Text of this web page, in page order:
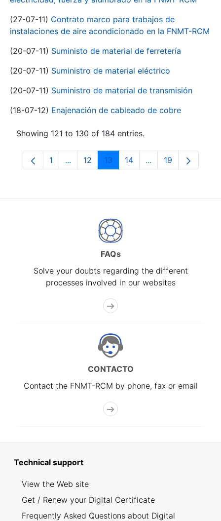
(27-07-11) Contrato marco para trabajos de
instalaciones de aire acondicionado en la FNMT-RCM
(20-07-11) Suministo de material de ferretería
(20-07-11) Suministro de material eléctrico
(20-07-11) Suministro de material de transmisión
(18-07-12) Enajenación de cableado de cobre
Showing 121 to 130 of 184 entries.
Page
1 ...Intermediate Pages Use TAB to navigate.
Page
12 Page
13 Page
14 ...Intermediate
Page
19
FAQs
Solve your doubts regarding the different
processes involved in our websites
CONTACTO
Contact the FNMT-RCM by phone, fax or email
Technical support
View the Web site
Get / Renew your Digital Certificate
Frequently Asked Questions about Digital